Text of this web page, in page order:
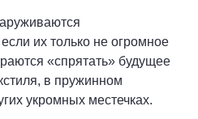
их только не огромное
«спрятать» будущее
в пружинном
укромных местечках.